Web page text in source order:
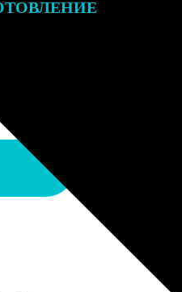
письмо с трек-номером для